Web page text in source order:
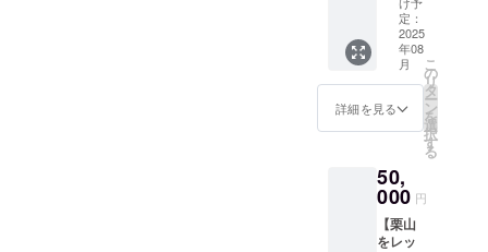
時、必
ず備考
欄に希
望され
るお名
前をご
ゴ/バ
ナー/リ
ンクの
掲載の
場合は
まけが
ついて
きま
す。 自
分一人
ではな
悩み事
を相談
して、
私と一
緒に自
名前
（ニッ
クネー
ム）を
掲載し
ます。
このリ
ターン
円/5,00
0円のリ
ターン
と同じ
内容に
定：
2025
年08
月
詳細を見る
こ
の
リ
タ
ー
ン
を
選
択
す
る
50,
000 円
【栗山
をレッ